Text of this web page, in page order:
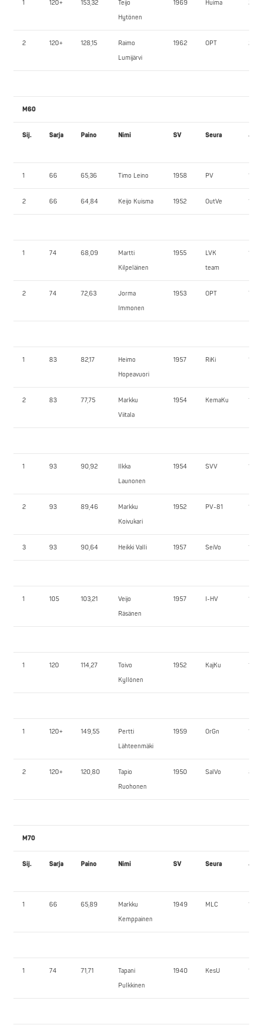
1 120+ 153,32
Teijo
Hytönen
1969 Huima
2 120+ 128,15
Raimo
Lumijärvi
1962 OPT
M60
Sij. Sarja Paino Nimi SV Seura JK1
1 66 65,36 Timo Leino 1958 PV
2 66 64,84 Keijo Kuisma 1952 OutVe
1 74 68,09
Martti
Kilpeläinen
1955
LVK
team
2 74 72,63
Jorma
Immonen
1953 OPT 75,0
1 83 82,17
Heimo
Hopeavuori
1957 RiKi
2 83 77,75
Markku
Viitala
1954 KemaKu
1 93 90,92
Ilkka
Launonen
1954 SVV
2 93 89,46
Markku
Koivukari
1952 PV-81
3 93 90,64 Heikki Valli 1957 SeiVo
1 105 103,21
Veijo
Räsänen
1957 I-HV
1 120 114,27
Toivo
Kyllönen
1952 KajKu
1 120+ 149,55
Pertti
Lähteenmäki
1959 OrGn
2 120+ 120,80
Tapio
Ruohonen
1950 SalVo 80,0
M70
Sij. Sarja Paino Nimi SV Seura JK1
1 66 65,89
Markku
Kemppainen
1949 MLC
1 74 71,71
Tapani
Pulkkinen
1940 KesU 115,0